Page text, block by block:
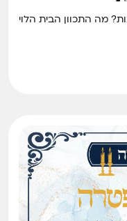
מה התכוון הבית הלוי